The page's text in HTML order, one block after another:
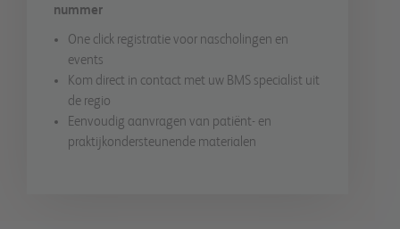
nummer
One click registratie voor nascholingen en
events
Kom direct in contact met uw BMS specialist uit
de regio
Eenvoudig aanvragen van patiënt- en
praktijkondersteunende materialen